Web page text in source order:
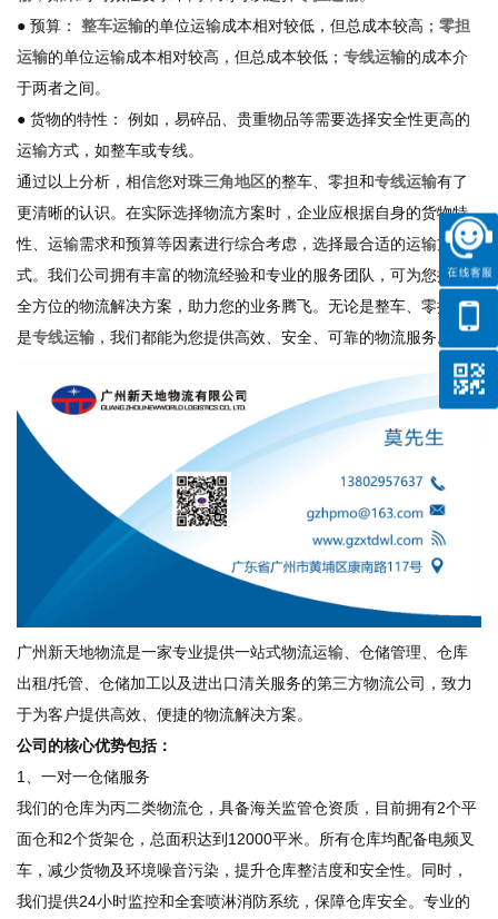
● 预算： 整车运输的单位运输成本相对较低，但总成本较高； 零担
运输的单位运输成本相对较高，但总成本较低； 专线运输的成本介
于两者之间。
● 货物的特性： 例如，易碎品、贵重物品等需要选择安全性更高的
运输方式，如整车或专线。
通过以上分析，相信您对珠三角地区的整车、零担和专线运输有了
更清晰的认识。在实际选择物流方案时，企业应根据自身的货物特
性、运输需求和预算等因素进行综合考虑，选择最合适的运输方
式。我们公司拥有丰富的物流经验和专业的服务团队，可为您提供
全方位的物流解决方案，助力您的业务腾飞。无论是整车、零担还
是专线运输 ，我们都能为您提供高效、安全、可靠的物流服务。
广州新天地物流是一家专业提供一站式物流运输、仓储管理、仓库
出租/托管、仓储加工以及进出口清关服务的第三方物流公司，致力
于为客户提供高效、便捷的物流解决方案。
公司的核心优势包括：
1、一对一仓储服务
我们的仓库为丙二类物流仓，具备海关监管仓资质，目前拥有2个平
面仓和2个货架仓，总面积达到12000平米。所有仓库均配备电频叉
车，减少货物及环境噪音污染，提升仓库整洁度和安全性。同时，
我们提供24小时监控和全套喷淋消防系统，保障仓库安全。专业的